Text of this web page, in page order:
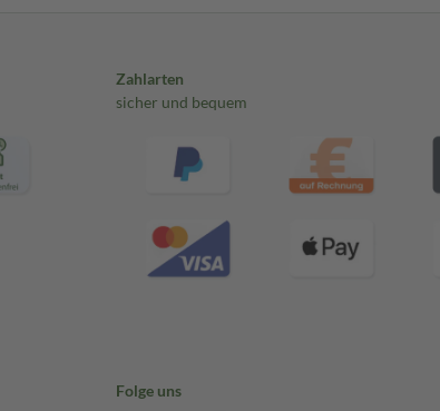
Zahlarten
sicher und bequem
Folge uns